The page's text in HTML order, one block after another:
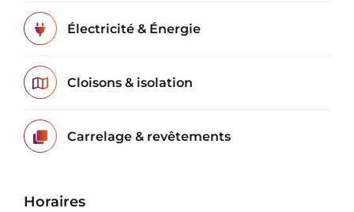
Électricité & Énergie
Cloisons & isolation
Carrelage & revêtements
Horaires